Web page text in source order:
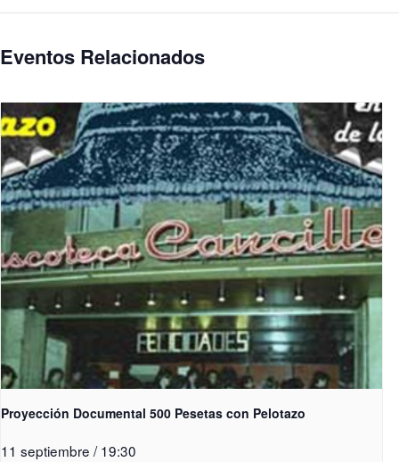
Eventos Relacionados
Proyección Documental 500 Pesetas con Pelotazo
11 septiembre / 19:30